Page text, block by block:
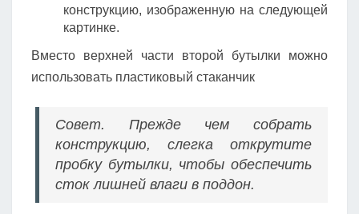
конструкцию, изображенную на следующей
картинке.
Вместо верхней части второй бутылки можно
использовать пластиковый стаканчик
Совет. Прежде чем собрать
конструкцию, слегка открутите
пробку бутылки, чтобы обеспечить
сток лишней влаги в поддон.